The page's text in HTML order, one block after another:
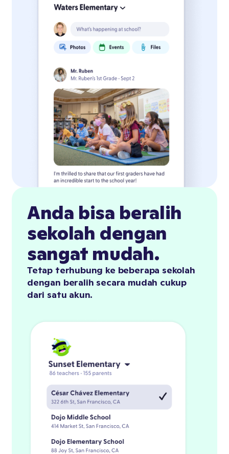
Anda bisa beralih
sekolah dengan
sangat mudah.
Tetap terhubung ke beberapa sekolah
dengan beralih secara mudah cukup
dari satu akun.